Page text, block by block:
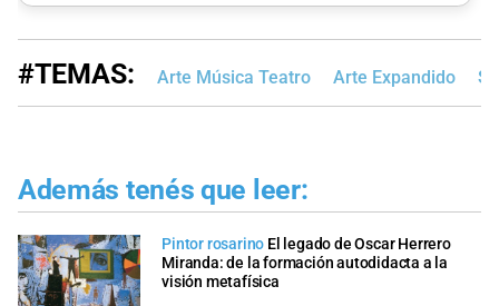
#TEMAS: Arte Música Teatro Arte Expandido
Además tenés que leer:
Pintor rosarino El legado de Oscar Herrero
Miranda: de la formación autodidacta a la
visión metafísica